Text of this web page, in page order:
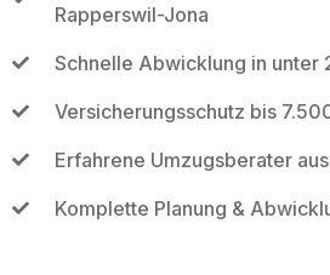
Rapperswil-Jona
Schnelle Abwicklung in unter
Versicherungsschutz bis
Erfahrene Umzugsberater
Komplette Planung &